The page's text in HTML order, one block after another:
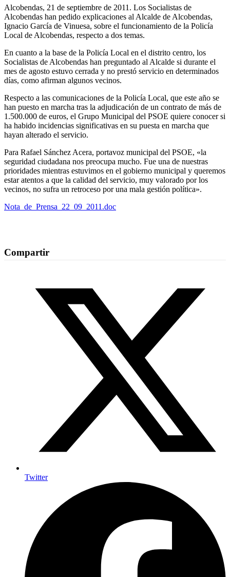
Alcobendas, 21 de septiembre de 2011. Los Socialistas de
Alcobendas han pedido explicaciones al Alcalde de Alcobendas,
Ignacio García de Vinuesa, sobre el funcionamiento de la Policía
Local de Alcobendas, respecto a dos temas.
En cuanto a la base de la Policía Local en el distrito centro, los
Socialistas de Alcobendas han preguntado al Alcalde si durante el
mes de agosto estuvo cerrada y no prestó servicio en determinados
días, como afirman algunos vecinos.
Respecto a las comunicaciones de la Policía Local, que este año se
han puesto en marcha tras la adjudicación de un contrato de más de
1.500.000 de euros, el Grupo Municipal del PSOE quiere conocer si
ha habido incidencias significativas en su puesta en marcha que
hayan alterado el servicio.
Para Rafael Sánchez Acera, portavoz municipal del PSOE, «la
seguridad ciudadana nos preocupa mucho. Fue una de nuestras
prioridades mientras estuvimos en el gobierno municipal y queremos
estar atentos a que la calidad del servicio, muy valorado por los
vecinos, no sufra un retroceso por una mala gestión política».
Nota_de_Prensa_22_09_2011.doc
Compartir
Twitter